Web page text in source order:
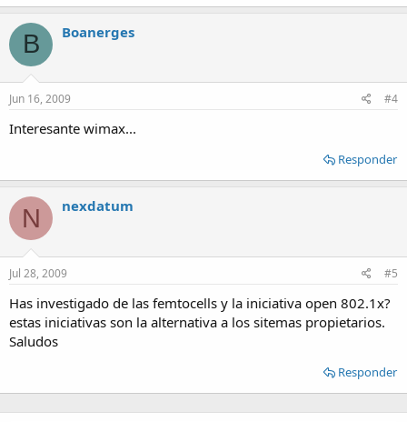
B Boanerges
Jun 16, 2009 #4
Interesante wimax...
Responder
N nexdatum
Jul 28, 2009 #5
Has investigado de las femtocells y la iniciativa open 802.1x?
estas iniciativas son la alternativa a los sitemas propietarios.
Saludos
Responder